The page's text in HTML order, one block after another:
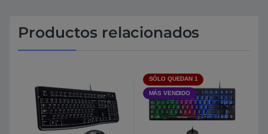
Productos relacionados
SÓLO QUEDAN 1
MÁS VENDIDO